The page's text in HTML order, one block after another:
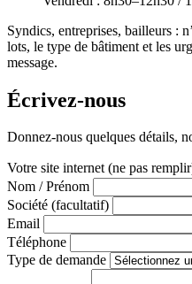
Syndics, entreprises, bailleurs :
lots, le type de bâtiment et les
message.
Écrivez-nous
Donnez-nous quelques détails,
Votre site internet (ne pas
Nom / Prénom
Société (facultatif)
Email
Téléphone
Type de demande